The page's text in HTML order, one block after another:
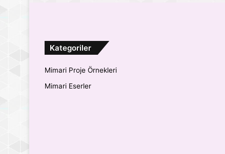
Kategoriler
Mimari Proje Örnekleri
Mimari Eserler